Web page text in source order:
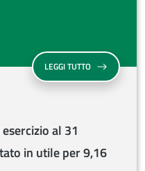
LEGGI TUTTOINVITALIA
al 31
in utile per 9,16